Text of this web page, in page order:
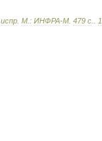
испр М : ИНФРА-М 479 с